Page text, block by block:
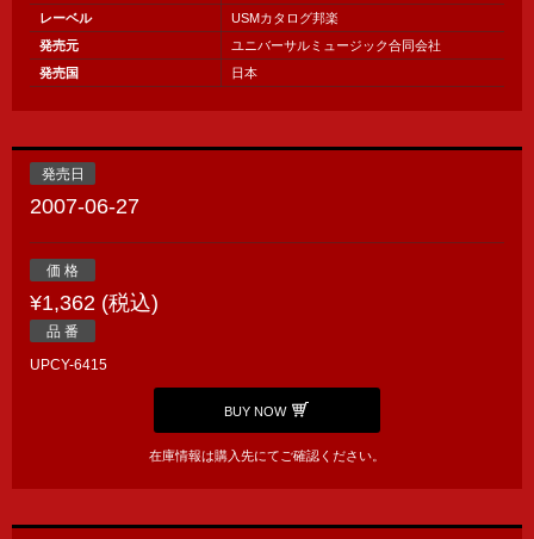
レーベル
USMカタログ邦楽
発売元
ユニバーサルミュージック合同会社
発売国
日本
発売日
2007-06-27
価 格
¥1,362 (税込)
品 番
UPCY-6415
BUY NOW
在庫情報は購入先にてご確認ください。